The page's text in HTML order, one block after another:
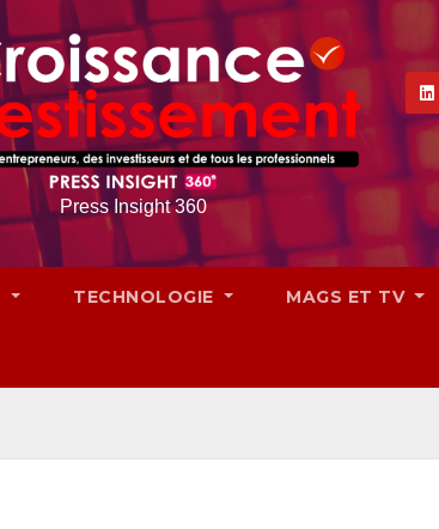
Press Insight 360
TECHNOLOGIE MAGS ET TV